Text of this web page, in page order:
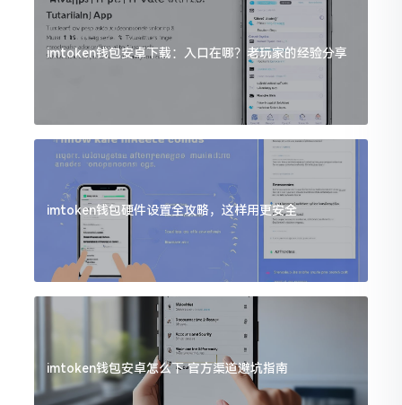
imtoken钱包安卓下载：入口在哪？老玩家的经验分享
imtoken钱包硬件设置全攻略，这样用更安全
imtoken钱包安卓怎么下 官方渠道避坑指南